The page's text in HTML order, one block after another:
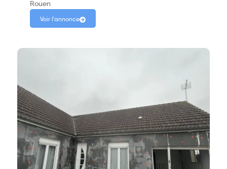
Rouen
Voir l'annonce